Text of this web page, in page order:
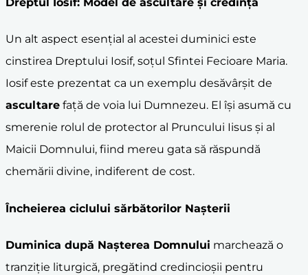
Un alt aspect esențial al acestei duminici este
cinstirea Dreptului Iosif, soțul Sfintei Fecioare Maria.
Iosif este prezentat ca un exemplu desăvârșit de
ascultare față de voia lui Dumnezeu. El își asumă cu
smerenie rolul de protector al Pruncului Iisus și al
Maicii Domnului, fiind mereu gata să răspundă
chemării divine, indiferent de cost.
Încheierea ciclului sărbătorilor Nașterii
Duminica după Nașterea Domnului marchează o
tranziție liturgică, pregătind credincioșii pentru